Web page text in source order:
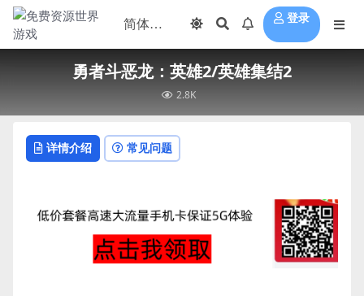
登录
勇者斗恶龙：英雄2/英雄集结2
2.8K
详情介绍 常见问题